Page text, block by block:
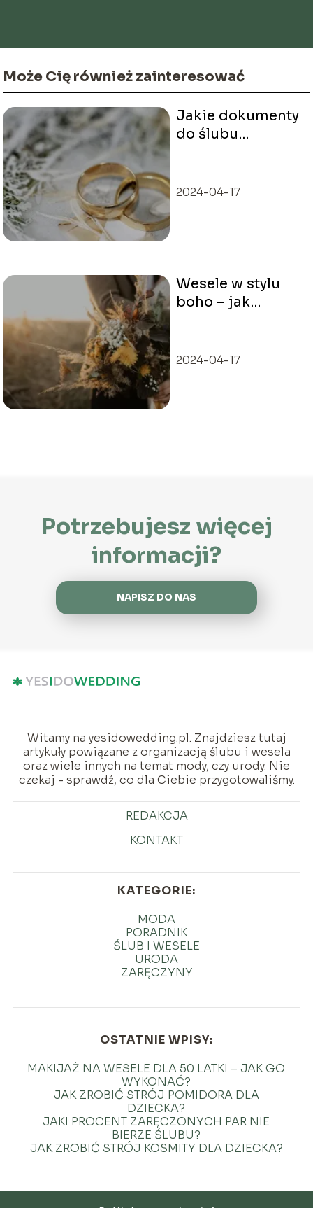
Może Cię również zainteresować
Jakie dokumenty
do ślubu
2024-04-17
Wesele w stylu
boho – jak
przyjęcie?
2024-04-17
Potrzebujesz więcej
informacji?
NAPISZ DO NAS
Witamy na yesidowedding.pl. Znajdziesz tutaj
artykuły powiązane z organizacją ślubu i wesela
oraz wiele innych na temat mody, czy urody. Nie
czekaj - sprawdź, co dla Ciebie przygotowaliśmy.
REDAKCJA
KONTAKT
KATEGORIE:
MODA
PORADNIK
ŚLUB I WESELE
URODA
ZARĘCZYNY
OSTATNIE WPISY:
MAKIJAŻ NA WESELE DLA 50 LATKI – JAK GO
WYKONAĆ?
JAK ZROBIĆ STRÓJ POMIDORA DLA
DZIECKA?
JAKI PROCENT ZARĘCZONYCH PAR NIE
BIERZE ŚLUBU?
JAK ZROBIĆ STRÓJ KOSMITY DLA DZIECKA?